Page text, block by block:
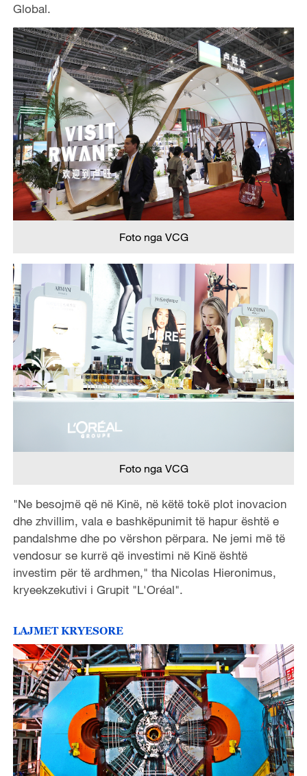
Global.
Foto nga VCG
Foto nga VCG
"Ne besojmë që në Kinë, në këtë tokë plot inovacion
dhe zhvillim, vala e bashkëpunimit të hapur është e
pandalshme dhe po vërshon përpara. Ne jemi më të
vendosur se kurrë që investimi në Kinë është
investim për të ardhmen," tha Nicolas Hieronimus,
kryeekzekutivi i Grupit "L'Oréal".
LAJMET KRYESORE